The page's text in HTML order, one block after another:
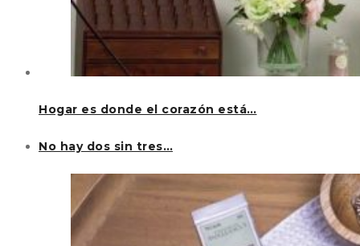
Hogar es donde el corazón está…
No hay dos sin tres…